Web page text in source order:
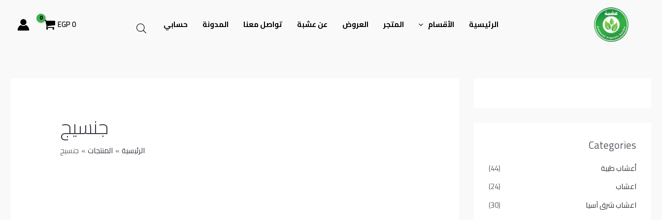
الرئيسية الأقسام المتجر العروض عن عشبة تواصل معنا المدونة حسابي EGP0
Categories
أعشاب طبية
(44)
اعشاب
(24)
اعشاب شرق آسيا
(30)
جنسيج
الرئيسية المنتجات جنسيج